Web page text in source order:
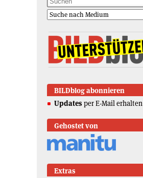
BILDblog abonnieren
Updates per E-Mail erhalten
Gehostet von
Extras